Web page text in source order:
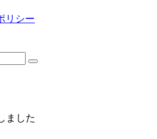
リシー
ました